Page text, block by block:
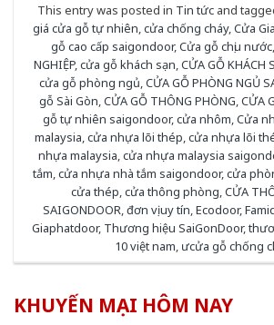
This entry was posted in Tin tứcand
giá cửa gỗ tự nhiên,cửa chống cháy,Cửa
gỗ cao cấp saigondoor,Cửa gỗ chịu nước,
NGHIỆP,cửa gỗ khách sạn,CỬA GỖ KHÁCH
cửa gỗ phòng ngủ,CỬA GỖ PHÒNG NGỦ
gỗ Sài Gòn,CỬA GỖ THÔNG PHÒNG,CỬA
gỗ tự nhiên saigondoor,cửa nhôm,Cửa
malaysia,cửa nhựa lõi thép,cửa nhựa lõi
nhựa malaysia,cửa nhựa malaysia
tắm,cửa nhựa nhà tắm saigondoor,cửa
cửa thép,cửa thông phòng,CỬA
SAIGONDOOR,đơn vị uy tín,Ecodoor,
Giaphatdoor, Thương hiệu SaiGonDoor,
10 việt nam, ưcửa gỗ chống
KHUYẾN MẠI HÔM NAY